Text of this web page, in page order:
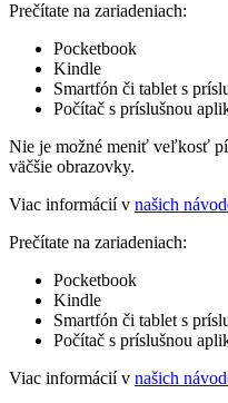
Prečítate na zariadeniach:
Pocketbook
Kindle
Smartfón či tablet s
Počítač s príslušnou
Nie je možné meniť veľkosť
väčšie obrazovky.
Viac informácií v našich
Prečítate na zariadeniach:
Pocketbook
Kindle
Smartfón či tablet s
Počítač s príslušnou
Viac informácií v našich